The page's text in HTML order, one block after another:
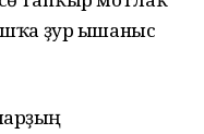
ҙур ышаныс